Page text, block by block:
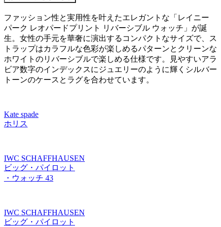
ファッション性と実用性を叶えたエレガントな「レイニー
パーク レオパードプリント リバーシブル ウォッチ」が誕
生。女性の手元を華奢に演出するコンパクトなサイズで、ス
トラップはカラフルな色彩が楽しめるパターンとクリーンな
ホワイトのリバーシブルで楽しめる仕様です。見やすいアラ
ビア数字のインデックスにジュエリーのように輝くシルバー
トーンのケースとラグを合わせています。
Kate spade
ホリス
IWC SCHAFFHAUSEN
ビッグ・パイロット
・ウォッチ 43
IWC SCHAFFHAUSEN
ビッグ・パイロット